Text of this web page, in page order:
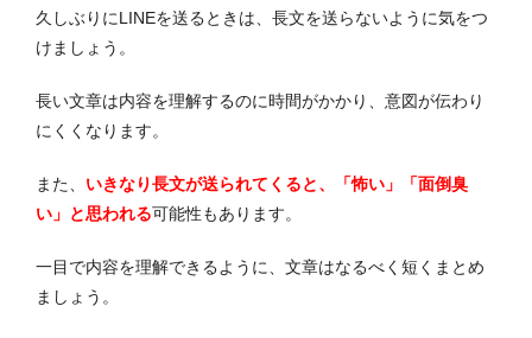
久しぶりにLINEを送るときは、長文を送らないように気をつ
けましょう。
長い文章は内容を理解するのに時間がかかり、意図が伝わり
にくくなります。
また、 いきなり長文が送られてくると、「怖い」「面倒臭
い」と思われる可能性もあります。
一目で内容を理解できるように、文章はなるべく短くまとめ
ましょう。